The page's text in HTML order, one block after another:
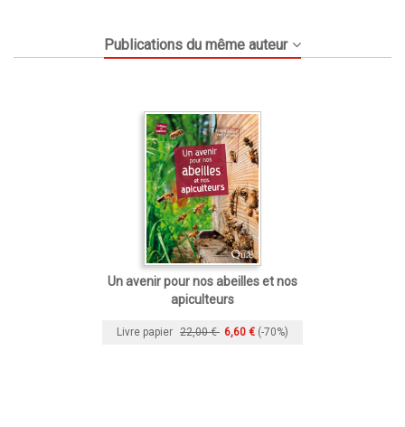
Publications du même auteur
Un avenir pour nos abeilles et nos
apiculteurs
Livre papier 22,00 € 6,60 € (-70%)